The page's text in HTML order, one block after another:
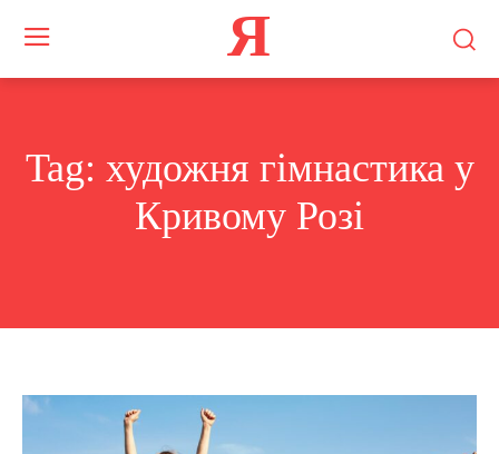
Я
Tag: художня гімнастика у
Кривому Розі